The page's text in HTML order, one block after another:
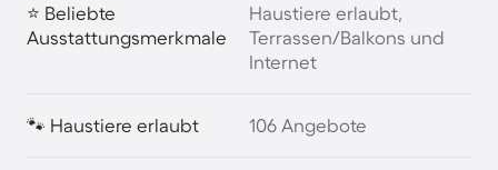
⭐ Beliebte
Ausstattungsmerkmale
Haustiere erlaubt,
Terrassen/Balkons und
Internet
🐾 Haustiere erlaubt 106 Angebote